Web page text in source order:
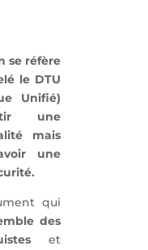
se réfère
le DTU
Unifié)
une
mais
une
qui
des
et